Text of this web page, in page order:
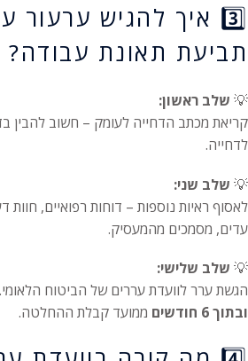
3️⃣ איך להגיש ערעור
תביעת תאונת עבודה?
💡 שלב ראשון:
קריאת מכתב הדחייה לעומק – חשוב להבין
לדחייה.
💡 שלב שני:
לאסוף ראיות נוספות – דוחות רפואיים,
עדים, מסמכים מהמעסיק.
💡 שלב שלישי:
הגשת ערר לוועדת עררים של הביטוח
ובתוך 6 חודשים
ממועד קבלת ההחלטה.